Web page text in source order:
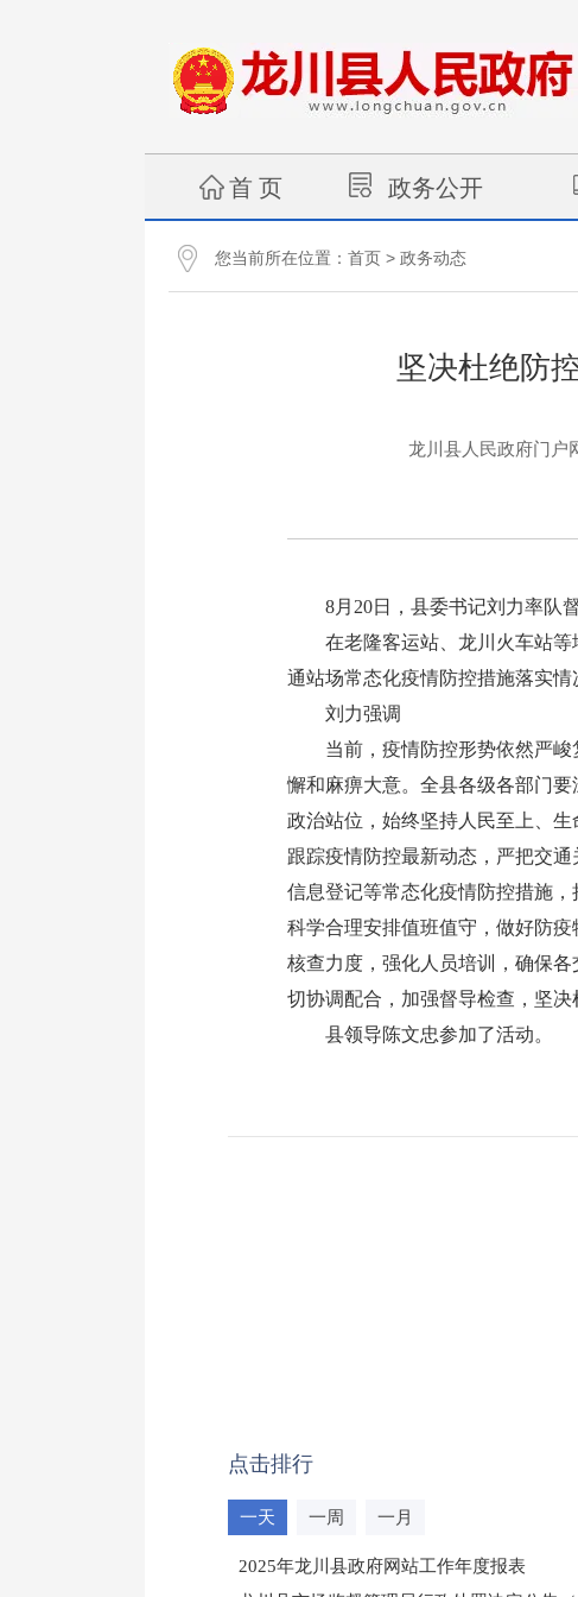
首 页 政务公开
您当前所在位置： 首页 > 政务动态
坚决杜绝防
龙川县人民政府门户
8月20日，县委书记刘力率队督
在老隆客运站、龙川火车站等
通站场常态化疫情防控措施落实情
刘力强调
当前，疫情防控形势依然严峻
懈和麻痹大意。全县各级各部门
政治站位，始终坚持人民至上、
跟踪疫情防控最新动态，严把交
信息登记等常态化疫情防控措施
科学合理安排值班值守，做好防
核查力度，强化人员培训，确保
切协调配合，加强督导检查，坚
县领导陈文忠参加了活动。
点击排行
一天 一周 一月
2025年龙川县政府网站工作年度报表